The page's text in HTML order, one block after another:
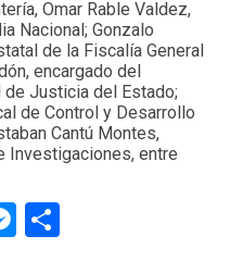
Omar Rable Valdez,
Nacional; Gonzalo
de la Fiscalía General
encargado del
de Justicia del Estado;
de Control y Desarrollo
Cantú Montes,
Investigaciones, entre
Messenger